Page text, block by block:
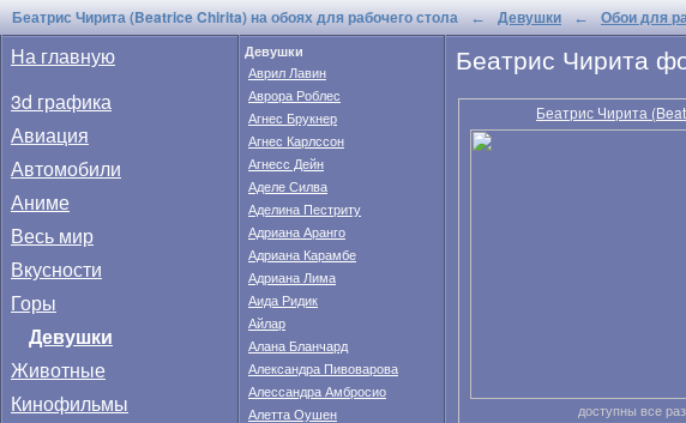
Беатрис Чирита (Beatrice Chirita) на обоях для рабочего стола ← Девушки ← Обои для
На главную
3d графика
Авиация
Автомобили
Аниме
Весь мир
Вкусности
Горы
Девушки
Животные
Кинофильмы
Девушки
Аврил Лавин
Аврора Роблес
Агнес Брукнер
Агнес Карлссон
Агнесс Дейн
Аделе Силва
Аделина Пестриту
Адриана Аранго
Адриана Карамбе
Адриана Лима
Аида Ридик
Айлар
Алана Бланчард
Александра Пивоварова
Алессандра Амбросио
Алетта Оушен
Беатрис Чирита
Беатрис Чирита
доступны все